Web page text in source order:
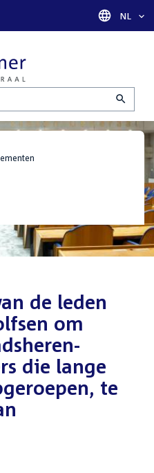
Taal
NL
de leden
om
die lange
te